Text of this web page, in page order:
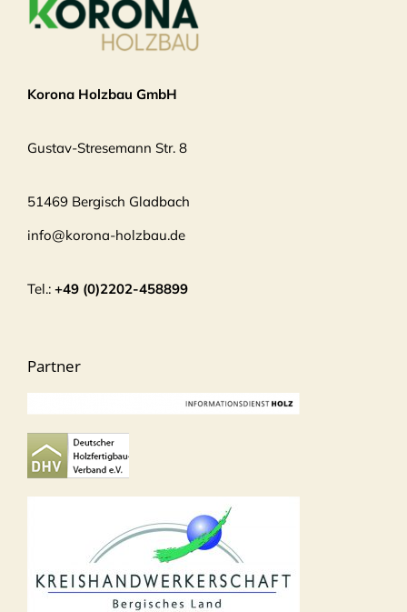
Korona Holzbau GmbH
Gustav-Stresemann Str. 8
51469 Bergisch Gladbach
info@korona-holzbau.de
Tel.: +49 (0)2202-458899
Partner